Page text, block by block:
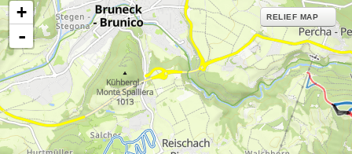
+
-
RELIEF MAP